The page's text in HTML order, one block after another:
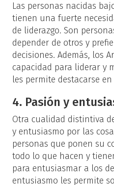
Las personas nacidas
tienen una fuerte
de liderazgo. Son
depender de otros y
decisiones. Además, los
capacidad para liderar y
les permite destacarse
4. Pasión y
Otra cualidad distintiva
y entusiasmo por las
personas que ponen su
todo lo que hacen y
para entusiasmar a los
entusiasmo les permite